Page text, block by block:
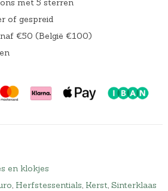
met 5 sterren
of gespreid
€50 (België €100)
en klokjes
Herfstessentials Kerst Sinterklaas